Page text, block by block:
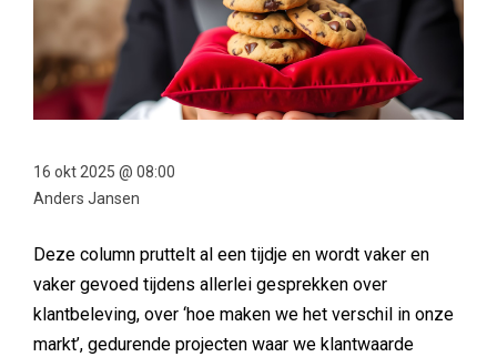
16 okt 2025 @ 08:00
Anders Jansen
Deze column pruttelt al een tijdje en wordt vaker en
vaker gevoed tijdens allerlei gesprekken over
klantbeleving, over ‘hoe maken we het verschil in onze
markt’, gedurende projecten waar we klantwaarde